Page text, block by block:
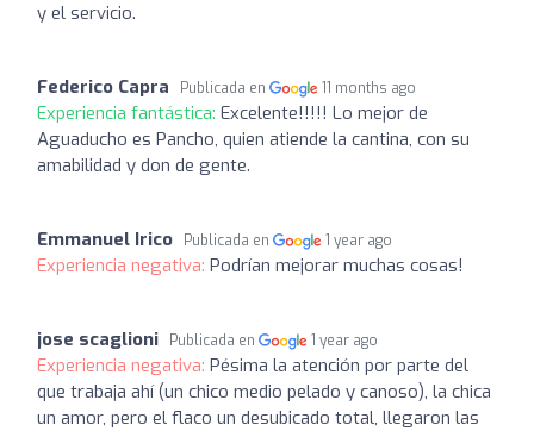
y el servicio.
Federico Capra Publicada en 11 months ago
Experiencia fantástica: Excelente!!!!! Lo mejor de
Aguaducho es Pancho, quien atiende la cantina, con su
amabilidad y don de gente.
Emmanuel Irico Publicada en 1 year ago
Experiencia negativa: Podrían mejorar muchas cosas!
jose scaglioni Publicada en 1 year ago
Experiencia negativa: Pésima la atención por parte del
que trabaja ahí (un chico medio pelado y canoso), la chica
un amor, pero el flaco un desubicado total, llegaron las